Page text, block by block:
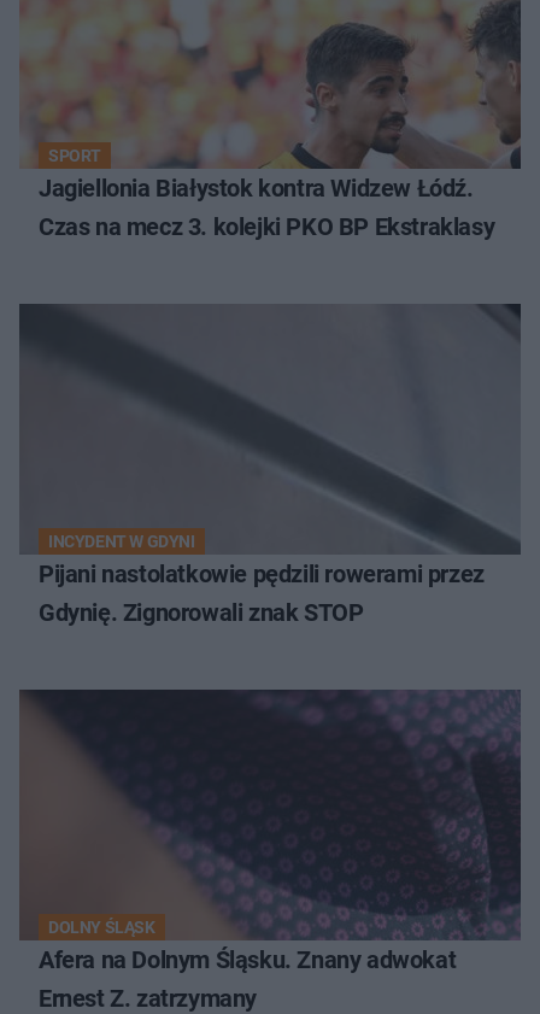
SPORT
Jagiellonia Białystok kontra Widzew Łódź.
Czas na mecz 3. kolejki PKO BP Ekstraklasy
INCYDENT W GDYNI
Pijani nastolatkowie pędzili rowerami przez
Gdynię. Zignorowali znak STOP
DOLNY ŚLĄSK
Afera na Dolnym Śląsku. Znany adwokat
Ernest Z. zatrzymany